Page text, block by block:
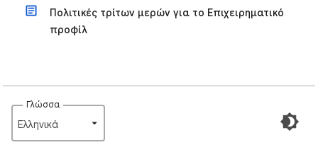
Πολιτικές τρίτων μερών για το Επιχειρηματικό
προφίλ
Γλώσσα
Ελληνικά‎